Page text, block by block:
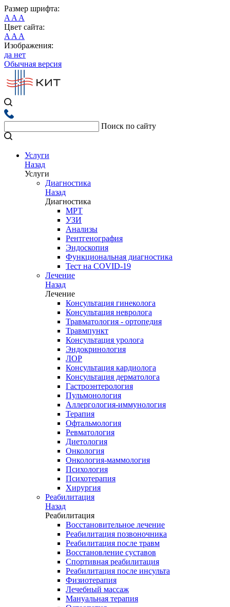
Размер шрифта:
A A A
Цвет сайта:
A A A
Изображения:
да нет
Обычная версия
Поиск по сайту
Услуги
Назад
Услуги
Диагностика
Назад
Диагностика
МРТ
УЗИ
Анализы
Рентгенография
Эндоскопия
Функциональная диагностика
Тест на COVID-19
Лечение
Назад
Лечение
Консультация гинеколога
Консультация невролога
Травматология - ортопедия
Травмпункт
Консультация уролога
Эндокринология
ЛОР
Консультация кардиолога
Консультация дерматолога
Гастроэнтерология
Пульмонология
Аллергология-иммунология
Терапия
Офтальмология
Ревматология
Диетология
Онкология
Онкология-маммология
Психология
Психотерапия
Хирургия
Реабилитация
Назад
Реабилитация
Восстановительное лечение
Реабилитация позвоночника
Реабилитация после травм
Восстановление суставов
Спортивная реабилитация
Реабилитация после инсульта
Физиотерапия
Лечебный массаж
Мануальная терапия